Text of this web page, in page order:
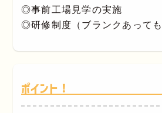
◎事前工場見学の実施
◎研修制度（ブランクあっても
ポイント！